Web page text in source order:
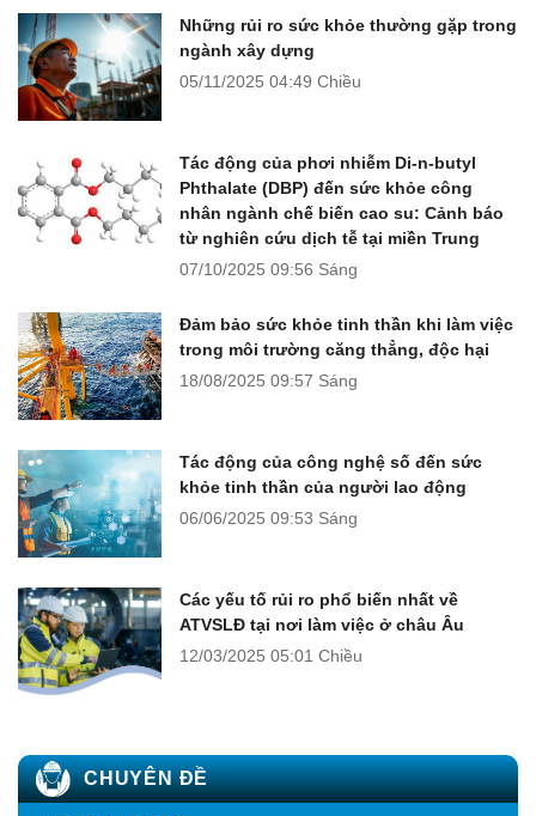
Những rủi ro sức khỏe thường gặp trong
ngành xây dựng
05/11/2025 04:49 Chiều
Tác động của phơi nhiễm Di-n-butyl
Phthalate (DBP) đến sức khỏe công
nhân ngành chế biến cao su: Cảnh báo
từ nghiên cứu dịch tễ tại miền Trung
07/10/2025 09:56 Sáng
Đảm bảo sức khỏe tinh thần khi làm việc
trong môi trường căng thẳng, độc hại
18/08/2025 09:57 Sáng
Tác động của công nghệ số đến sức
khỏe tinh thần của người lao động
06/06/2025 09:53 Sáng
Các yếu tố rủi ro phổ biến nhất về
ATVSLĐ tại nơi làm việc ở châu Âu
12/03/2025 05:01 Chiều
CHUYÊN ĐỀ